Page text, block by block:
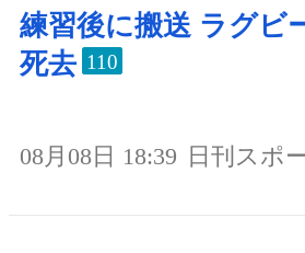
練習後に搬送 ラグビ
死去 110
08月08日 18:39 日刊スポ